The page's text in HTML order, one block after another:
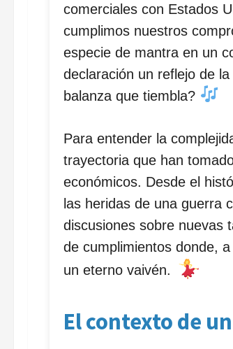
comerciales con Estados
cumplimos nuestros
especie de mantra en un
declaración un reflejo de
balanza que tiembla?
Para entender la
trayectoria que han
económicos. Desde el
las heridas de una guerra
discusiones sobre nuevas
de cumplimientos donde,
un eterno vaivén.
El contexto de